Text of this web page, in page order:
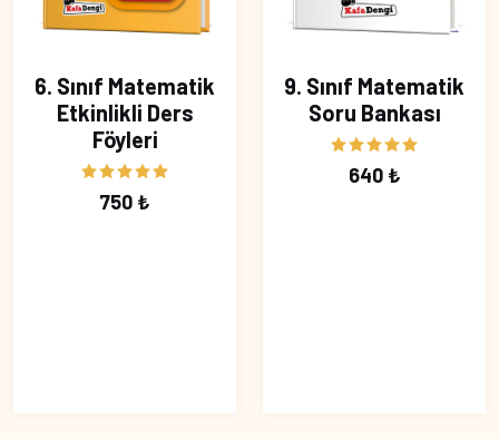
6. Sınıf Matematik
Etkinlikli Ders
Föyleri
750 ₺
9. Sınıf Matematik
Soru Bankası
640 ₺